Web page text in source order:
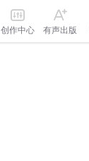
创作中心 有声出版